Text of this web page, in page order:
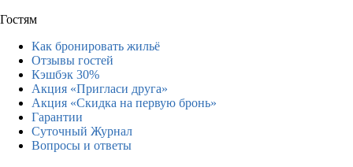
Гостям
Как бронировать жильё
Отзывы гостей
Кэшбэк 30%
Акция «Пригласи друга»
Акция «Скидка на первую бронь»
Гарантии
Суточный Журнал
Вопросы и ответы